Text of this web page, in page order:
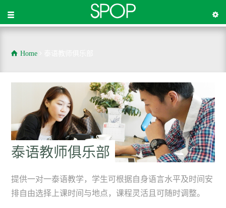
Home
泰语教师俱乐部
提供一对一泰语教学，学生可根据自身语言水平及时间安
排自由选择上课时间与地点，课程灵活且可随时调整。